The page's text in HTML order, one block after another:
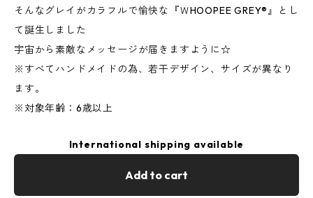
そんなグレイがカラフルで愉快な『ＷHOOPEE GREY®』とし
て誕生しました
宇宙から素敵なメッセージが届きますように☆
※すべてハンドメイドの為、若干デザイン、サイズが異なり
ます。
※対象年齢：6歳以上
International shipping available
Add to cart